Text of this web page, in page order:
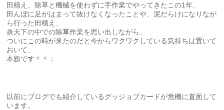
田植え、除草と機械を使わずに手作業でやってきたこの1年、
田んぼに足がはまって抜けなくなったことや、泥だらけになりなが
ら行った田植え、
炎天下の中での除草作業を思い出しながら、
ついにこの時が来たのだと今からワクワクしている気持ちは置いて
おいて、
本題です＾＾；
以前にブログでも紹介しているグッジョブカードが危機に直面して
います。